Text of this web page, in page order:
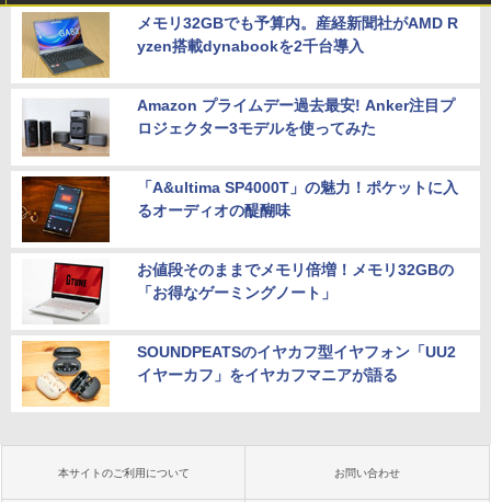
メモリ32GBでも予算内。産経新聞社がAMD R
yzen搭載dynabookを2千台導入
Amazon プライムデー過去最安! Anker注目プ
ロジェクター3モデルを使ってみた
「A&ultima SP4000T」の魅力！ポケットに入
るオーディオの醍醐味
お値段そのままでメモリ倍増！メモリ32GBの
「お得なゲーミングノート」
SOUNDPEATSのイヤカフ型イヤフォン「UU2
イヤーカフ」をイヤカフマニアが語る
本サイトのご利用について お問い合わせ